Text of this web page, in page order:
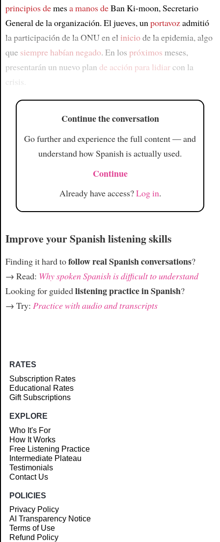
principios demesa manos deBan Ki-moon, Secretario
General de la organización. El jueves, unportavozadmitió
la participación de la ONU en el iniciode la epidemia, algo
que siempre habían negado. En los próximos meses,
presentarán un nuevo plan de acción para lidiarcon la
crisis.
Continue the conversation
Go further and experience the full content — and
understand how Spanish is actually used.
Continue
Already have access?Log in.
Improve your Spanish listening skills
Finding it hard tofollow real Spanish conversations?
→ Read: Why spoken Spanish is difficult to understand
Looking for guidedlistening practice in Spanish?
→ Try: Practice with audio and transcripts
RATES
Subscription Rates
Educational Rates
Gift Subscriptions
EXPLORE
Who It's For
How It Works
Free Listening Practice
Intermediate Plateau
Testimonials
Contact Us
POLICIES
Privacy Policy
AI Transparency Notice
Terms of Use
Refund Policy